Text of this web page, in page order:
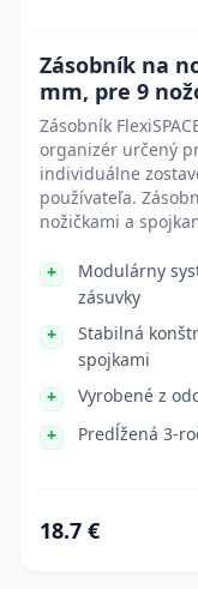
Zásobník na
mm, pre 9
Zásobník
organizér určený
individuálne
používateľa.
nožičkami a
Modulárny
zásuvky
Stabilná
spojkami
Vyrobené z
Predĺžená 3-
18.7 €